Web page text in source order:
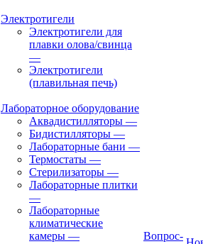
Электротигели
Электротигели для
плавки олова/свинца
—
Электротигели
(плавильная печь)
Лабораторное оборудование
Аквадистилляторы —
Бидистилляторы —
Лабораторные бани —
Термостаты —
Стерилизаторы —
Лабораторные плитки
—
Лабораторные
климатические
камеры —
Вопрос-